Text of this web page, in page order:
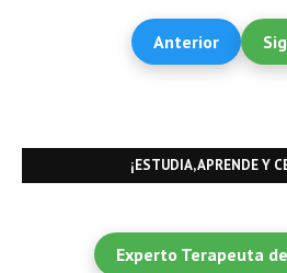
Anterior
¡ESTUDIA, APRENDE Y
Experto Terapeuta